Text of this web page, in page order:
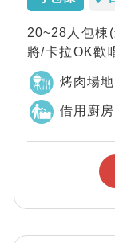
20~28人包棟
將/卡拉OK歡
花蓮佳和園干
烤肉場地
借用廚房